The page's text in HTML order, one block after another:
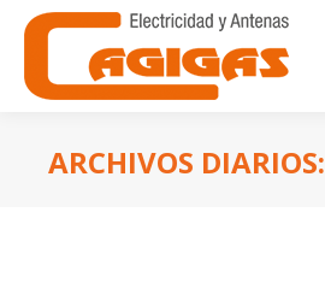
ARCHIVOS DIARIOS: